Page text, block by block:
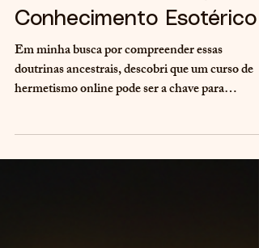
Jornada Profunda pelo
Conhecimento Esotérico
Em minha busca por compreender essas
doutrinas ancestrais, descobri que um curso de
desvendar mistérios que, por séculos, foram
guardados por poucos iniciados. Este caminho,